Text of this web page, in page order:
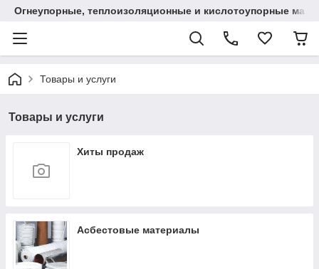
Огнеупорные, теплоизоляционные и кислотоупорные
Товары и услуги
Товары и услуги
Хиты продаж
Асбестовые материалы